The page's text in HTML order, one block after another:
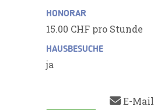
HONORAR
15.00 CHF pro Stunde
HAUSBESUCHE
ja
E-Mail